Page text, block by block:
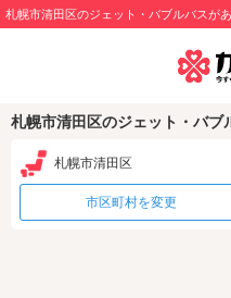
札幌市清田区のジェット・バブルバスが
札幌市清田区のジェット・バブ
札幌市清田区
市区町村を変更